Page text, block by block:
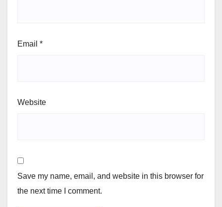
Email *
Website
Save my name, email, and website in this browser for
the next time I comment.